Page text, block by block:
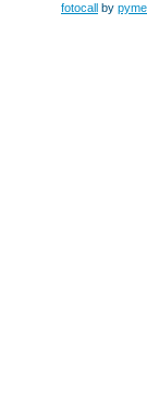
fotocall by